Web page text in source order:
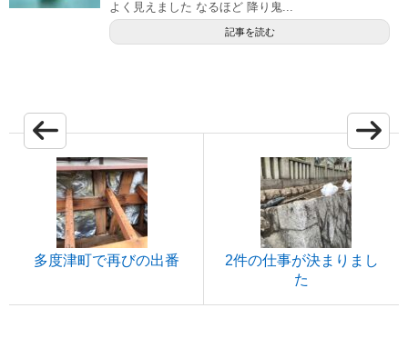
よく見えました なるほど 降り鬼...
記事を読む
多度津町で再びの出番
2件の仕事が決まりまし
た